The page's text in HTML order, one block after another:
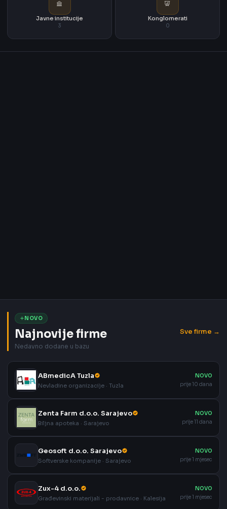
Javne institucije
3
Konglomerati
0
NOVO
Najnovije firme
Nedavno dodane u bazu
Sve firme →
ABmedicA Tuzla
Nevladine organizacije · Tuzla
NOVO
prije 10 dana
Zenta Farm d.o.o. Sarajevo
Biljna apoteka · Sarajevo
NOVO
prije 11 dana
Geosoft d.o.o. Sarajevo
Softverske kompanije · Sarajevo
NOVO
prije 1 mjesec
Zux-4 d.o.o.
Građevinski materijali - prodavnice · Kalesija
NOVO
prije 1 mjesec